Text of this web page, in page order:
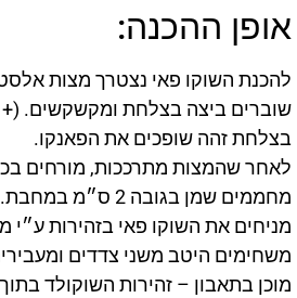
אופן ההכנה:
להכנת השוקו פאי נצטרך מצות
שוברים ביצה בצלחת ומקשקשים.
בצלחת זהה שופכים את הפאנקו.
לאחר שהמצות מתרככות, מורחים
מחממים שמן בגובה 2 ס״מ במחבת.
מניחים את השוקו פאי בזהירות ע״י
משחימים היטב משני צדדים ומעבירים
מוכן בתאבון – זהירות השוקולד